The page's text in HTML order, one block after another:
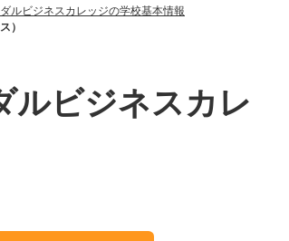
ルビジネスカレッジの学校基本情報
）
ルビジネスカレ